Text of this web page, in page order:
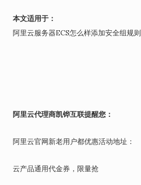
本文适用于：
阿里云服务器ECS怎么样添加安全组规则
阿里云代理商凯铧互联提醒您：
阿里云官网新老用户都优惠活动地址：
云产品通用代金券，限量抢